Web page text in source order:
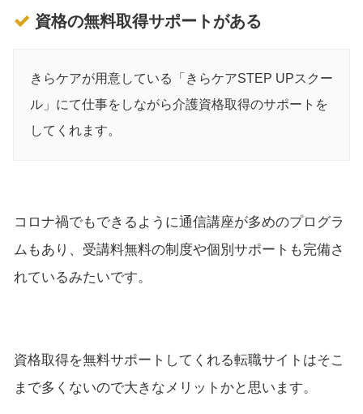
資格の無料取得サポートがある
きらケアが用意している「きらケアSTEP UPスクー
ル」にて仕事をしながら介護資格取得のサポートを
してくれます。
コロナ禍でもできるように通信講座が多めのプログラ
ムもあり、受講料無料の制度や個別サポートも完備さ
れているみたいです。
資格取得を無料サポートしてくれる転職サイトはそこ
まで多くないので大きなメリットかと思います。